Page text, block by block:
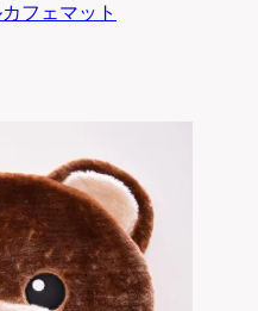
フェマット